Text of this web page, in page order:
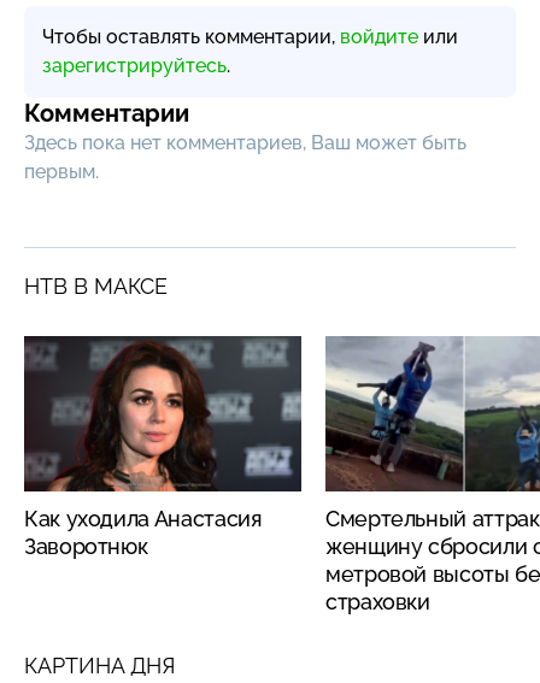
Чтобы оставлять комментарии, войдите или
зарегистрируйтесь.
Комментарии
Здесь пока нет комментариев, Ваш может быть
первым.
НТВ В МАКСЕ
Как уходила Анастасия
Заворотнюк
Смертельный
женщину сбросили
метровой высоты
страховки
КАРТИНА ДНЯ